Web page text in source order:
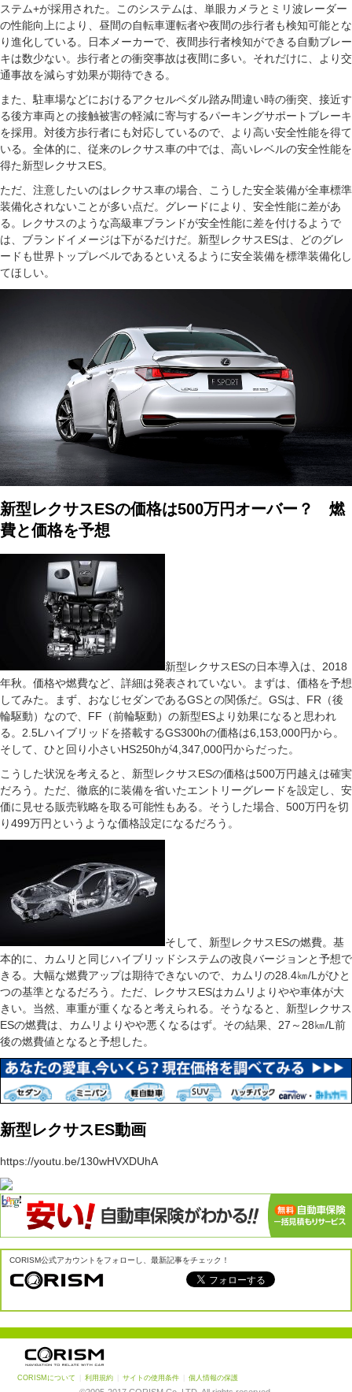
ステム+が採用された。このシステムは、単眼カメラとミリ波レーダー
の性能向上により、昼間の自転車運転者や夜間の歩行者も検知可能とな
り進化している。日本メーカーで、夜間歩行者検知ができる自動ブレー
キは数少ない。歩行者との衝突事故は夜間に多い。それだけに、より交
通事故を減らす効果が期待できる。
また、駐車場などにおけるアクセルペダル踏み間違い時の衝突、接近す
る後方車両との接触被害の軽減に寄与するパーキングサポートブレーキ
を採用。対後方歩行者にも対応しているので、より高い安全性能を得て
いる。全体的に、従来のレクサス車の中では、高いレベルの安全性能を
得た新型レクサスES。
ただ、注意したいのはレクサス車の場合、こうした安全装備が全車標準
装備化されないことが多い点だ。グレードにより、安全性能に差があ
る。レクサスのような高級車ブランドが安全性能に差を付けるようで
は、ブランドイメージは下がるだけだ。新型レクサスESは、どのグレ
ードも世界トップレベルであるといえるように安全装備を標準装備化し
てほしい。
新型レクサスESの価格は500万円オーバー？ 燃
費と価格を予想
新型レクサスESの日本導入は、2018
年秋。価格や燃費など、詳細は発表されていない。まずは、価格を予想
してみた。まず、おなじセダンであるGSとの関係だ。GSは、FR（後
輪駆動）なので、FF（前輪駆動）の新型ESより効果になると思われ
る。2.5Lハイブリッドを搭載するGS300hの価格は6,153,000円から。
そして、ひと回り小さいHS250hが4,347,000円からだった。
こうした状況を考えると、新型レクサスESの価格は500万円越えは確実
だろう。ただ、徹底的に装備を省いたエントリーグレードを設定し、安
価に見せる販売戦略を取る可能性もある。そうした場合、500万円を切
り499万円というような価格設定になるだろう。
そして、新型レクサスESの燃費。基
本的に、カムリと同じハイブリッドシステムの改良バージョンと予想で
きる。大幅な燃費アップは期待できないので、カムリの28.4㎞/Lがひと
つの基準となるだろう。ただ、レクサスESはカムリよりやや車体が大
きい。当然、車重が重くなると考えられる。そうなると、新型レクサス
ESの燃費は、カムリよりやや悪くなるはず。その結果、27～28㎞/L前
後の燃費値となると予想した。
新型レクサスES動画
https://youtu.be/130wHVXDUhA
CORISM公式アカウントをフォローし、最新記事をチェック！
CORISMについて 利用規約 サイトの使用条件 個人情報の保護